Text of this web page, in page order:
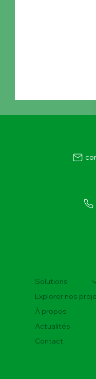
Bureau
Solutions
Explorer nos
À propos
Actualités
Contact